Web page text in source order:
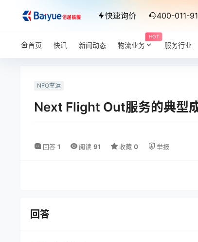
快速询价 400-011-
首页 快讯 新闻动态
HOT
物流业务 服务行业
NFO空运
Next Flight Out服务的典型
回答 1 阅读 91 收藏 0 举报
回答